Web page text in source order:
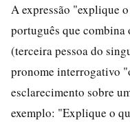
A expressão "explique
português que
(terceira pessoa do
pronome interrogativo
esclarecimento sobre
exemplo: "Explique o